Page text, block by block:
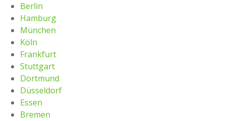
Berlin
Hamburg
München
Köln
Frankfurt
Stuttgart
Dortmund
Düsseldorf
Essen
Bremen